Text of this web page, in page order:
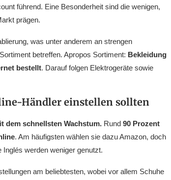
führend. Eine Besonderheit sind die wenigen,
prägen.
was unter anderem an strengen
betreffen. Apropos Sortiment: Bekleidung
bestellt. Darauf folgen Elektrogeräte sowie
Händler einstellen sollten
dem schnellsten Wachstum. Rund 90 Prozent
. Am häufigsten wählen sie dazu Amazon, doch
werden weniger genutzt.
am beliebtesten, wobei vor allem Schuhe